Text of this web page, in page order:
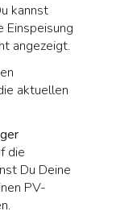
kannst
Einspeisung
angezeigt.
aktuellen
die
Du Deine
PV-